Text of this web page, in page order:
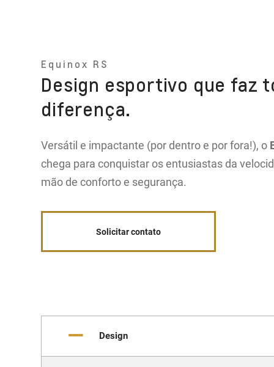
Equinox RS
Design esportivo que faz
diferença.
Versátil e impactante (por dentro e por fora!), o
chega para conquistar os entusiastas da
mão de conforto e segurança.
Solicitar contato
Design